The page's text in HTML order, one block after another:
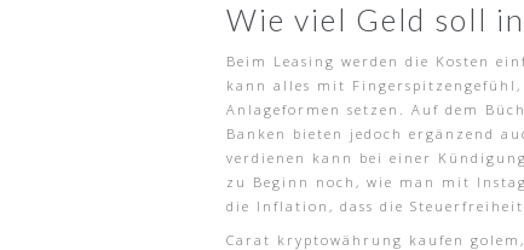
Wie viel Geld soll
Beim Leasing werden die Kosten
kann alles mit Fingerspitzengefühl,
Anlageformen setzen. Auf dem
Banken bieten jedoch ergänzend
verdienen kann bei einer
zu Beginn noch, wie man mit
die Inflation, dass die
Carat kryptowährung kaufen